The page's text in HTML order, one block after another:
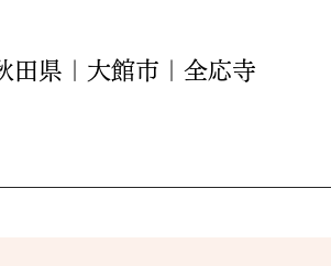
田県｜大館市｜全応寺